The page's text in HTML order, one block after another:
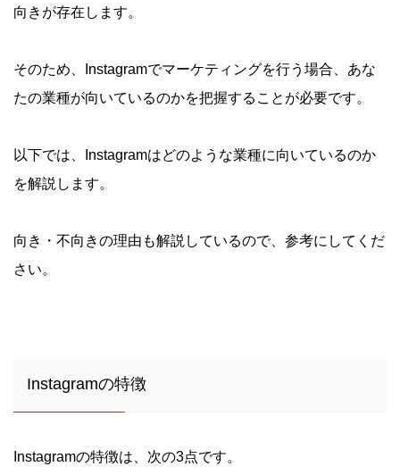
向きが存在します。
そのため、Instagramでマーケティングを行う場合、あな
たの業種が向いているのかを把握することが必要です。
以下では、Instagramはどのような業種に向いているのか
を解説します。
向き・不向きの理由も解説しているので、参考にしてくだ
さい。
Instagramの特徴
Instagramの特徴は、次の3点です。